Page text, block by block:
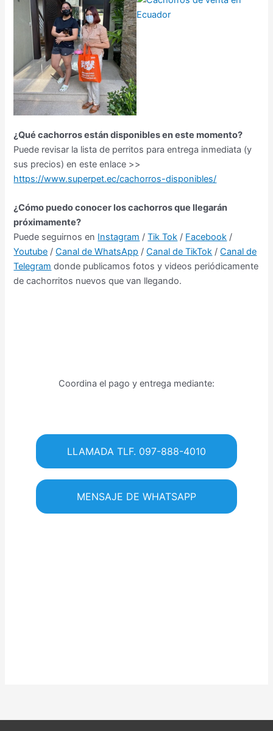
¿Qué cachorros están disponibles en este momento?
Puede revisar la lista de perritos para entrega inmediata (y
sus precios) en este enlace >>
https://www.superpet.ec/cachorros-disponibles/
¿Cómo puedo conocer los cachorros que llegarán
próximamente?
Puede seguirnos en Instagram /Tik Tok / Facebook /
Youtube /Canal de WhatsApp /Canal de TikTok /Canal de
Telegram donde publicamos fotos y videos periódicamente
de cachorritos nuevos que van llegando.
Coordina el pago y entrega mediante:
LLAMADA TLF. 097-888-4010
MENSAJE DE WHATSAPP